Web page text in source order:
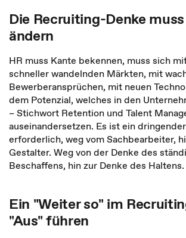
Die Recruiting-Denke
ändern
HR muss Kante bekennen, muss sich
schneller wandelnden Märkten, mit
Bewerberansprüchen, mit neuen
dem Potenzial, welches in den
– Stichwort Retention und Talent
auseinandersetzen. Es ist ein
erforderlich, weg vom Sachbearbeiter,
Gestalter. Weg von der Denke des
Beschaffens, hin zur Denke des Haltens.
Ein "Weiter so" im
"Aus" führen